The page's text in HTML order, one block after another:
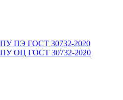
ПЭ ГОСТ 30732-2020
ОЦ ГОСТ 30732-2020